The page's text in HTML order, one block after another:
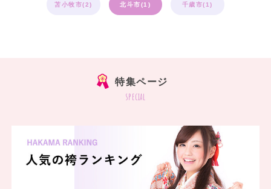
苫小牧市(2) 北斗市(1) 千歳市(1)
特集ページ
special